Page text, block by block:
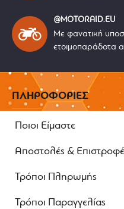
@MOTORAID.EU
Με φανατική
ετοιμοπαράδοτα
ΠΛΗΡΟΦΟΡΙΕΣ
Ποιοι Είμαστε
Αποστολές &
Τρόποι Πληρωμής
Τρόποι Παραγγελίας